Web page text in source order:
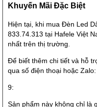
Khuyến Mãi Đặc Biệt
Hiện tại, khi mua Đèn Led
833.74.313 tại Hafele Việt
nhất trên thị trường.
Để biết thêm chi tiết và hỗ
qua số điện thoại hoặc
9:
Sản phẩm này không chỉ là